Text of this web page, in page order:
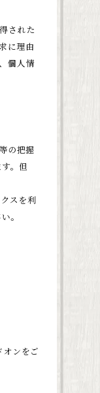
された
に理由
個人情
の把握
。但
スを利
。
ンをご